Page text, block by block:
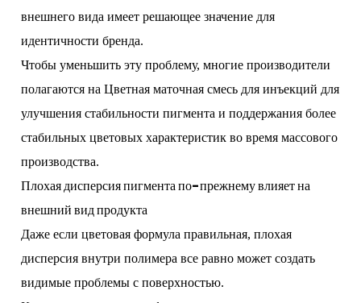
внешнего вида имеет решающее значение для
идентичности бренда.
Чтобы уменьшить эту проблему, многие производители
полагаются наЦветная маточная смесь для инъекций для
улучшения стабильности пигмента и поддержания более
стабильных цветовых характеристик во время массового
производства.
Плохая дисперсия пигмента по-прежнему влияет на
внешний вид продукта
Даже если цветовая формула правильная, плохая
дисперсия внутри полимера все равно может создать
видимые проблемы с поверхностью.